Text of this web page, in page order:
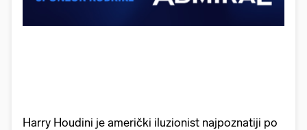
Harry Houdini je američki iluzionist najpoznatiji po